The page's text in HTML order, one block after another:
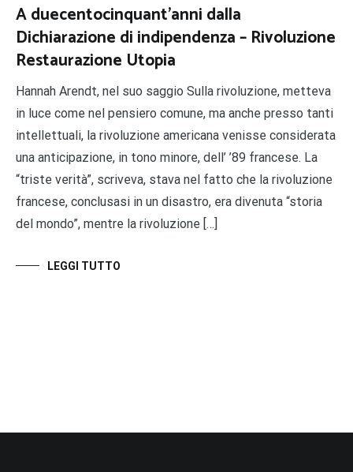
A duecentocinquant’anni dalla
Dichiarazione di indipendenza – Rivoluzione
Restaurazione Utopia
Hannah Arendt, nel suo saggio Sulla rivoluzione, metteva
in luce come nel pensiero comune, ma anche presso tanti
intellettuali, la rivoluzione americana venisse considerata
una anticipazione, in tono minore, dell’ ’89 francese. La
“triste verità”, scriveva, stava nel fatto che la rivoluzione
francese, conclusasi in un disastro, era divenuta “storia
del mondo”, mentre la rivoluzione […]
LEGGI TUTTO